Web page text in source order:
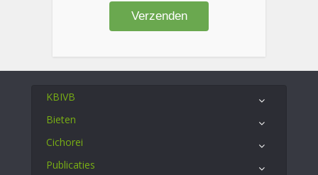
KBIVB
Bieten
Cichorei
Publicaties